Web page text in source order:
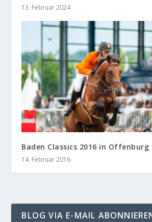
13. Februar 2024
Baden Classics 2016 in Offenburg
14. Februar 2016
BLOG VIA E-MAIL